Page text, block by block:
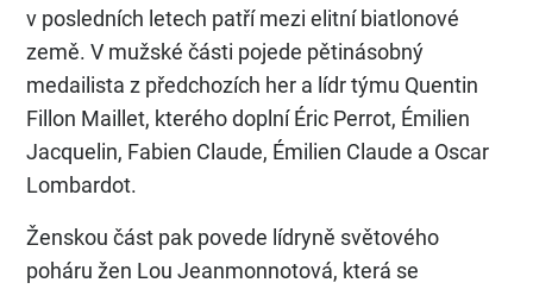
v posledních letech patří mezi elitní biatlonové
země. V mužské části pojede pětinásobný
medailista z předchozích her a lídr týmu Quentin
Fillon Maillet, kterého doplní Éric Perrot, Émilien
Jacquelin, Fabien Claude, Émilien Claude a Oscar
Lombardot.
Ženskou část pak povede lídryně světového
poháru žen Lou Jeanmonnotová, která se